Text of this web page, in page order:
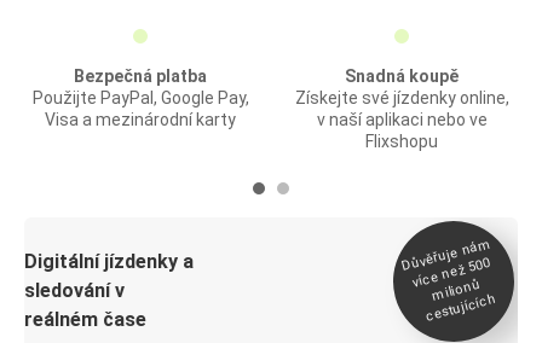
Bezpečná platba
Použijte PayPal, Google Pay,
Visa a mezinárodní karty
Snadná koupě
Získejte své jízdenky online,
v naší aplikaci nebo ve
Flixshopu
Digitální jízdenky a
sledování v
reálném čase
Důvěřuje ná
m
více než 500
milionů
cestujících